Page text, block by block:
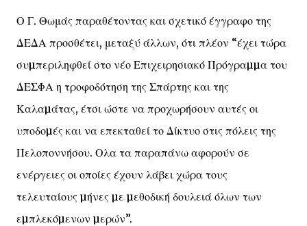
Ο Γ. Θωμάς παραθέτοντας και σχετικό έγγραφο της
ΔΕΔΑ προσθέτει, μεταξύ άλλων, ότι πλέον “έχει τώρα
συµπεριληφθεί στο νέο Επιχειρησιακό Πρόγραµµα του
ΔΕΣΦΑ η τροφοδότηση της Σπάρτης και της
Καλαµάτας, έτσι ώστε να προχωρήσουν αυτές οι
υποδοµές και να επεκταθεί το Δίκτυο στις πόλεις της
Πελοποννήσου. Ολα τα παραπάνω αφορούν σε
ενέργειες οι οποίες έχουν λάβει χώρα τους
τελευταίους µήνες µε µεθοδική δουλειά όλων των
εµπλεκόµενων µερών”.